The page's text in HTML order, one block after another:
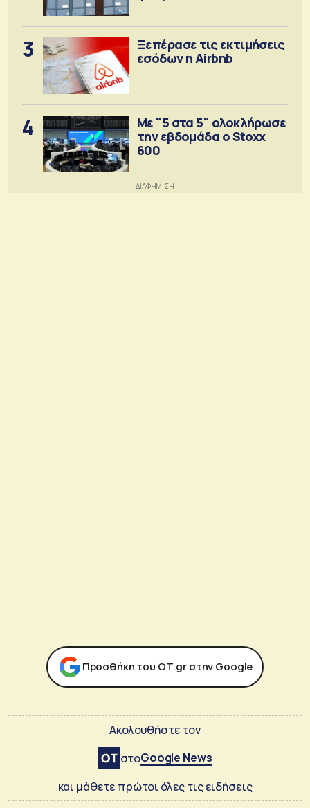
3
Ξεπέρασε τις εκτιμήσεις
εσόδων η Airbnb
4
Με "5 στα 5" ολοκλήρωσε
την εβδομάδα ο Stoxx
600
Προσθήκη του ΟΤ.gr στην Google
Ακολουθήστε τον
στοGoogle News
και μάθετε πρώτοι όλες τις ειδήσεις